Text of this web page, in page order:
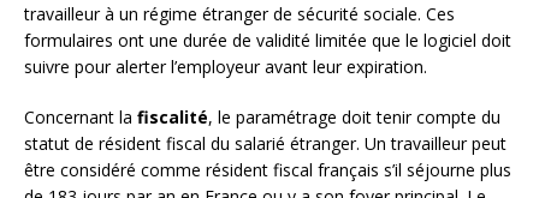
travailleur à un régime étranger de sécurité sociale. Ces
formulaires ont une durée de validité limitée que le logiciel doit
suivre pour alerter l’employeur avant leur expiration.
Concernant la fiscalité, le paramétrage doit tenir compte du
statut de résident fiscal du salarié étranger. Un travailleur peut
être considéré comme résident fiscal français s’il séjourne plus